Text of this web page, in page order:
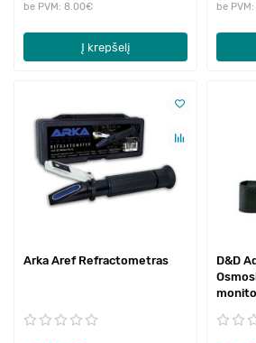
be PVM: 8.00€
Į krepšelį
be
Arka Aref Refractometras
D&D